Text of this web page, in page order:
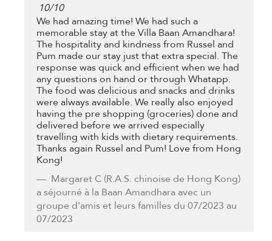
10/10
We had amazing time! We had such a
memorable stay at the Villa Baan Amandhara!
The hospitality and kindness from Russel and
Pum made our stay just that extra special. The
response was quick and efficient when we had
any questions on hand or through Whatapp.
The food was delicious and snacks and drinks
were always available. We really also enjoyed
having the pre shopping (groceries) done and
delivered before we arrived especially
travelling with kids with dietary requirements.
Thanks again Russel and Pum! Love from Hong
Kong!
Margaret C (R.A.S. chinoise de Hong Kong)
a séjourné à la Baan Amandhara avec un
groupe d'amis et leurs familles du 07/2023 au
07/2023